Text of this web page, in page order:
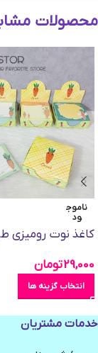
محصولات
ناموج
ود
کاغذ نوت رومیزی
29,000تومان
انتخاب گزینه ها
خدمات مشتریان